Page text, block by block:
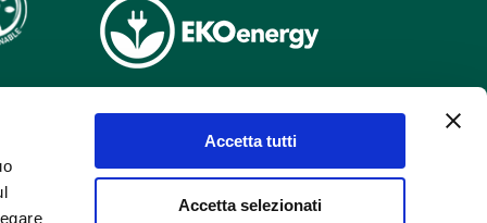
Accetta tutti
Accetta selezionati